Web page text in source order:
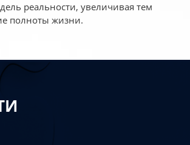
реальности, увеличивая тем
полноты жизни.